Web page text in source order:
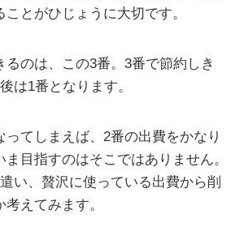
とがひじょうに大切です。
るのは、この3番。3番で節約しき
は1番となります。
ってしまえば、2番の出費をかなり
目指すのはそこではありません。
い、贅沢に使っている出費から削
えてみます。